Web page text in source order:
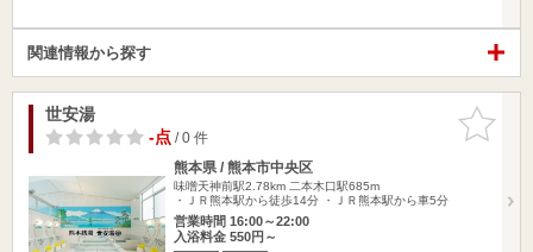
関連情報から探す
お気に入
りに追加
世安湯
-点/ 0 件
熊本県 / 熊本市中央区
味噌天神前駅2.78km 二本木口駅685m
・ＪＲ熊本駅から徒歩14分 ・ＪＲ熊本駅から車5分
営業時間 16:00～22:00
入浴料金 550円～